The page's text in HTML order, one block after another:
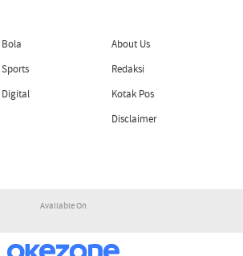
Bola
Sports
Digital
About Us
Redaksi
Kotak Pos
Disclaimer
Available On